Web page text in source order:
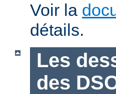
Voir la
détails.
Les
des